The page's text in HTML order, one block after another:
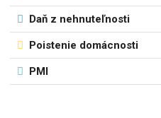
Daň z nehnuteľnosti
Poistenie domácnosti
PMI